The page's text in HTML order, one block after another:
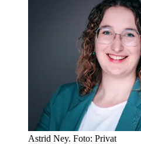
Astrid Ney. Foto: Privat